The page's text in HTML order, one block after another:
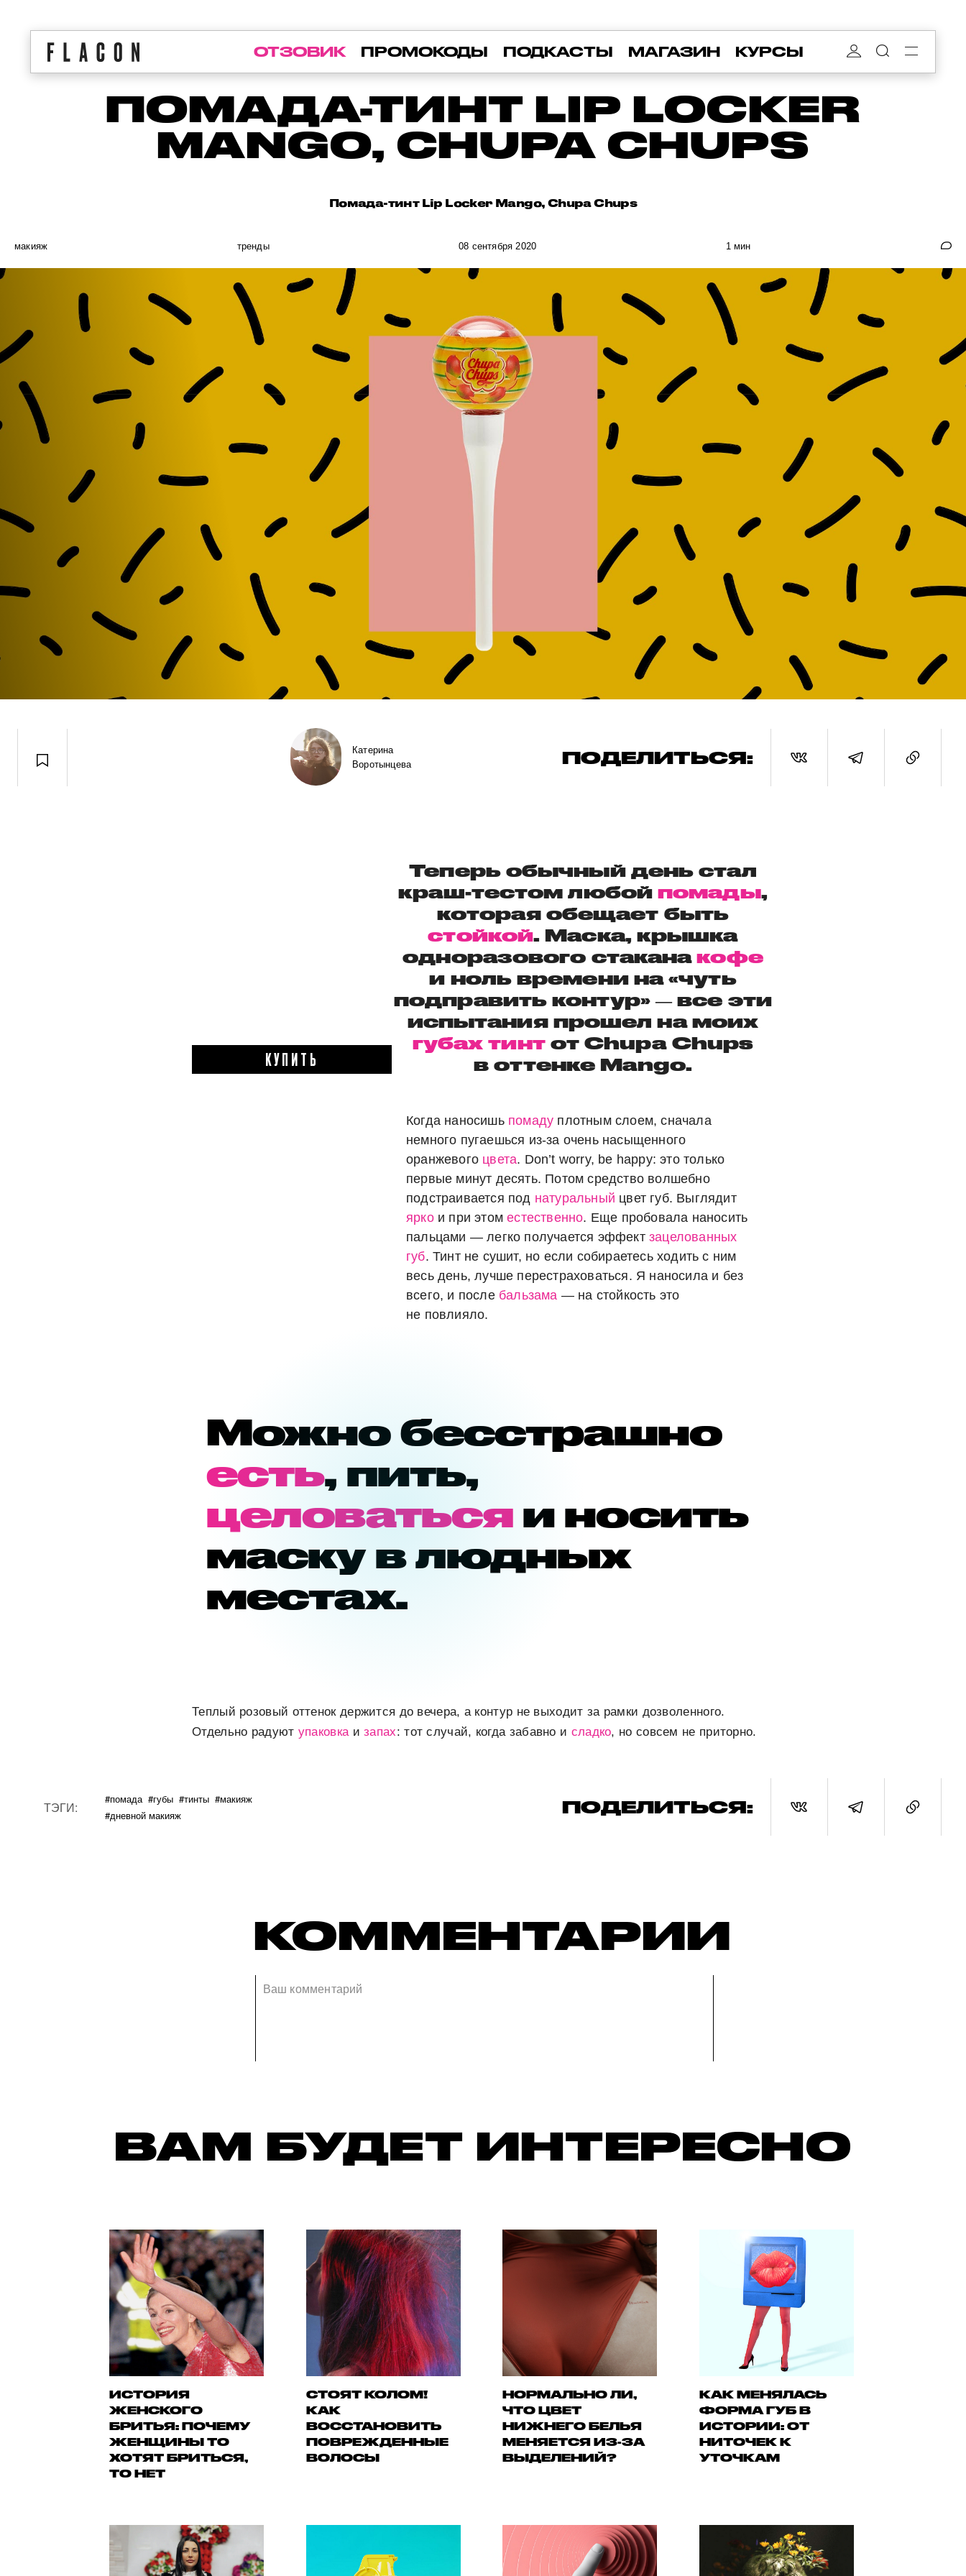
ОТЗОВИК ПРОМОКОДЫ ПОДКАСТЫ МАГАЗИН КУРСЫ
ПОМАДА-ТИНТ LIP LOCKER
MANGO, CHUPA CHUPS
Помада-тинт Lip Locker Mango, Chupa Chups
макияж тренды 08 сентября 2020 1 мин
Катерина
Воротынцева
ПОДЕЛИТЬСЯ:
КУПИТЬ
Теперь обычный день стал
краш-тестом любойпомады,
которая обещает быть
стойкой. Маска, крышка
одноразового стаканакофе
и ноль времени на «чуть
подправить контур» ― все эти
испытания прошел на моих
губах тинтот Chupa Chups
в оттенке Mango.
Когда наносишь помаду плотным слоем, сначала
немного пугаешься из-за очень насыщенного
оранжевого цвета. Don’t worry, be happy: это только
первые минут десять. Потом средство волшебно
подстраивается под натуральный цвет губ. Выглядит
яркои при этоместественно. Еще пробовала наносить
пальцами ― легко получается эффектзацелованных
губ. Тинт не сушит, но если собираетесь ходить с ним
весь день, лучше перестраховаться. Я наносила и без
всего, и после бальзама ― на стойкость это
не повлияло.
Можно бесстрашно
есть, пить,
целоваться и носить
маску в людных
местах.
Теплый розовый оттенок держится до вечера, а контур не выходит за рамки дозволенного.
Отдельно радуют упаковкаизапах: тот случай, когда забавно и сладко, но совсем не приторно.
ТЭГИ: #помада #губы #тинты #макияж
#дневной макияж
ПОДЕЛИТЬСЯ:
КОММЕНТАРИИ
ВАМ БУДЕТ ИНТЕРЕСНО
ИСТОРИЯ
ЖЕНСКОГО
БРИТЬЯ: ПОЧЕМУ
ЖЕНЩИНЫ ТО
ХОТЯТ БРИТЬСЯ,
ТО НЕТ
СТОЯТ КОЛОМ!
КАК
ВОССТАНОВИТЬ
ПОВРЕЖДЕННЫЕ
ВОЛОСЫ
НОРМАЛЬНО ЛИ,
ЧТО ЦВЕТ
НИЖНЕГО БЕЛЬЯ
МЕНЯЕТСЯ ИЗ-ЗА
ВЫДЕЛЕНИЙ?
КАК МЕНЯЛАСЬ
ФОРМА ГУБ В
ИСТОРИИ: ОТ
НИТОЧЕК К
УТОЧКАМ